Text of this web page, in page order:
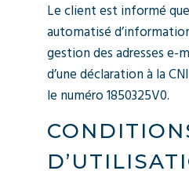
Le client est informé
automatisé
gestion des adresses e-
d’une déclaration à la
le numéro 1850325V0.